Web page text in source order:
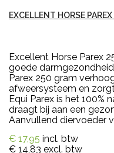
EXCELLENT HORSE
Excellent Horse Parex
goede
Parex 250 gram
afweersysteem en
Equi Parex is het 100%
draagt bij aan een
Aanvullend diervoeder
€ 17,95 incl. btw
€ 14,83 excl. btw